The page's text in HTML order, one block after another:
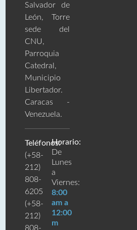
Salvador de
León, Torre
sede del
CNU,
Parroquia
Catedral,
Municipio
Libertador.
Caracas -
Venezuela.
Teléfonos:
(+58-
212)
808-
6205
(+58-
212)
808-
Horario:
De
Lunes
a
Viernes:
8:00
am a
12:00
m